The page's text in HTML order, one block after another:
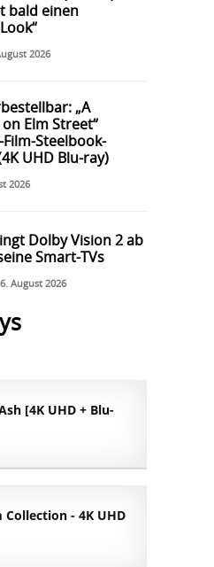
bald einen
2026
„A
Elm Street“
Steelbook-
UHD Blu-ray)
2026
Dolby Vision 2 ab
Smart-TVs
6. August 2026
[4K UHD + Blu-
- 4K UHD